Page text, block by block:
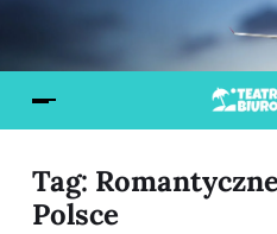
Tag:
Polsce